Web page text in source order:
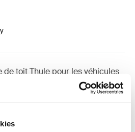
toit Thule pour les véhicules